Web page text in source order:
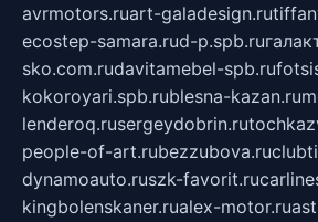
avrmotors.ruart-galadesign.ru
ecostep-samara.rud-p.spb.ru
sko.com.rudavitamebel-spb.ru
kokoroyari.spb.rublesna-kazan.ru
lenderoq.rusergeydobrin.ru
people-of-art.rubezzubova.ru
dynamoauto.ruszk-favorit.ru
kingbolenskaner.rualex-motor.ru